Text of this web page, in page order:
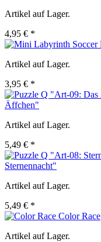
Artikel auf Lager.
4,95 € *
Artikel auf Lager.
3,95 € *
Äffchen"
Artikel auf Lager.
5,49 € *
Sternennacht"
Artikel auf Lager.
5,49 € *
Color Race
Artikel auf Lager.